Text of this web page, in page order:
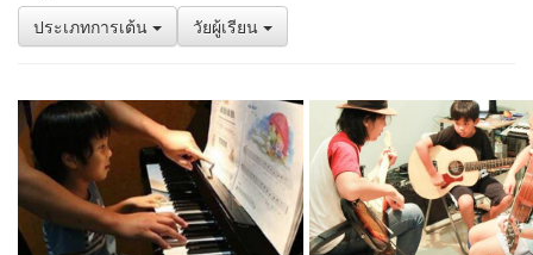
ประเภทการเต้น วัยผู้เรียน